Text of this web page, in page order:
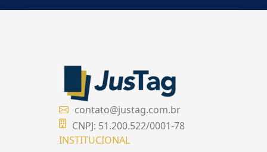
contato@justag.com.br
CNPJ: 51.200.522/0001-78
INSTITUCIONAL